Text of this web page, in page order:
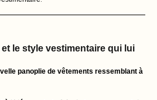
le style vestimentaire qui lui
panoplie de vêtements ressemblant à